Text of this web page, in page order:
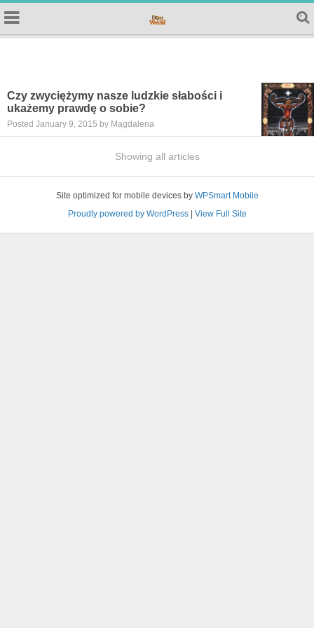
Czy zwyciężymy nasze ludzkie słabości i
ukażemy prawdę o sobie?
Posted January 9, 2015 by Magdalena
Showing all articles
Site optimized for mobile devices by WPSmart Mobile
Proudly powered by WordPress| View Full Site